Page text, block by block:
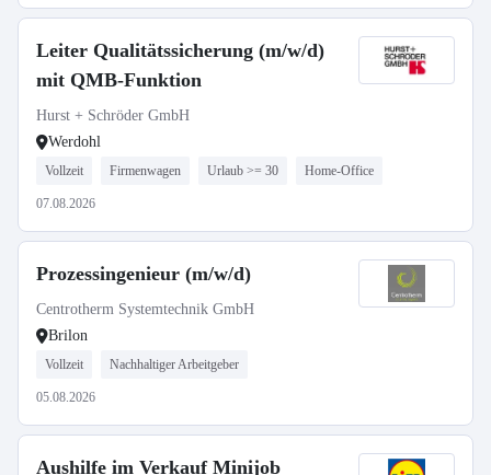
Leiter Qualitätssicherung (m/w/d)
mit QMB-Funktion
Hurst + Schröder GmbH
Werdohl
Vollzeit Firmenwagen Urlaub >= 30 Home-Office
07.08.2026
Prozessingenieur (m/w/d)
Centrotherm Systemtechnik GmbH
Brilon
Vollzeit Nachhaltiger Arbeitgeber
05.08.2026
Aushilfe im Verkauf Minijob